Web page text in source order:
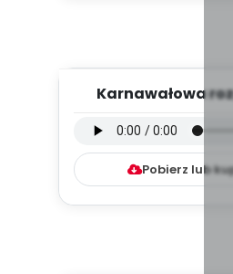
Karnawałowa
mp3...
Pobierz lub